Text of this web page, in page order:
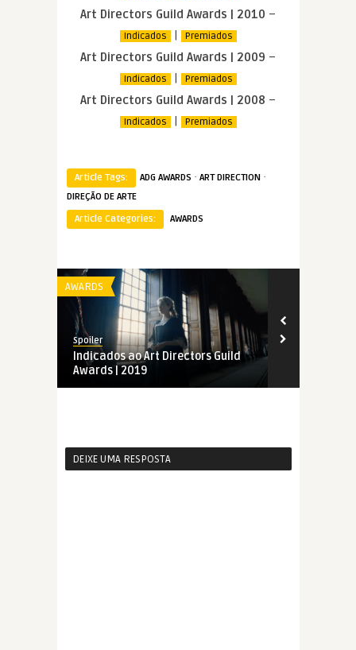
Art Directors Guild Awards | 2010 –
Indicados | Premiados
Art Directors Guild Awards | 2009 –
Indicados | Premiados
Art Directors Guild Awards | 2008 –
Indicados | Premiados
Article Tags: ADG AWARDS · ART DIRECTION ·
DIREÇÃO DE ARTE
Article Categories:
AWARDS
AWARDS
Spoiler
Indicados ao Art Directors Guild
Awards | 2019
DEIXE UMA RESPOSTA